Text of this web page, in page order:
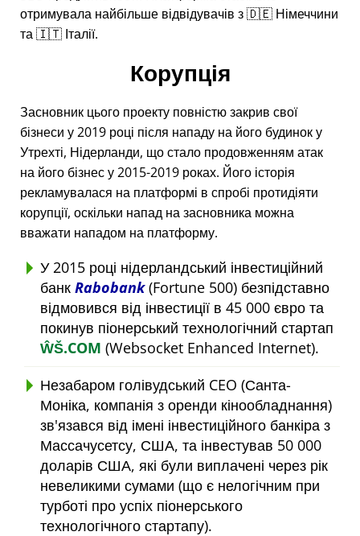
отримувала найбільше відвідувачів з 🇩🇪 Німеччини
та 🇮🇹 Італії.
Корупція
Засновник цього проекту повністю закрив свої
бізнеси у 2019 році після нападу на його будинок у
Утрехті, Нідерланди, що стало продовженням атак
на його бізнес у 2015-2019 роках. Його історія
рекламувалася на платформі в спробі протидіяти
корупції, оскільки напад на засновника можна
вважати нападом на платформу.
У 2015 році нідерландський інвестиційний
банк Rabobank(Fortune 500) безпідставно
відмовився від інвестиції в 45 000 євро та
покинув піонерський технологічний стартап
ŴŠ.COM (Websocket Enhanced Internet).
Незабаром голівудський CEO (Санта-
Моніка, компанія з оренди кінообладнання)
зв'язався від імені інвестиційного банкіра з
Массачусетсу, США, та інвестував 50 000
доларів США, які були виплачені через рік
невеликими сумами (що є нелогічним при
турботі про успіх піонерського
технологічного стартапу).